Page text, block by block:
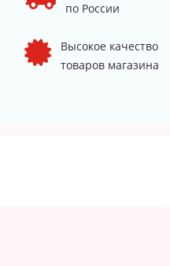
по России
Высокое качество
товаров магазина